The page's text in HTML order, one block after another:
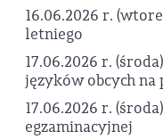
16.06.2026 r.
letniego
17.06.2026 r.
języków obcych na
17.06.2026 r.
egzaminacyjnej